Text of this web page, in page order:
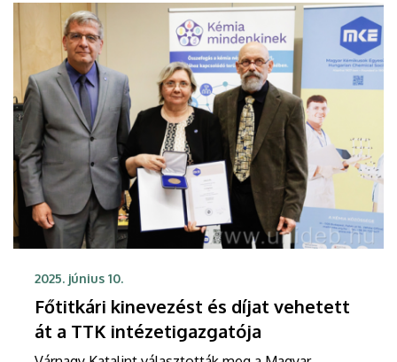
2025. június 10.
Főtitkári kinevezést és díjat vehetett
át a TTK intézetigazgatója